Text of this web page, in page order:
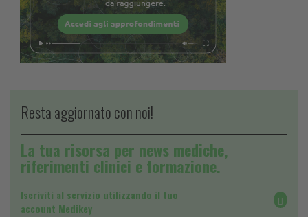
Resta aggiornato con noi!
La tua risorsa per news mediche,
riferimenti clinici e formazione.
Iscriviti al servizio utilizzando il tuo
account Medikey